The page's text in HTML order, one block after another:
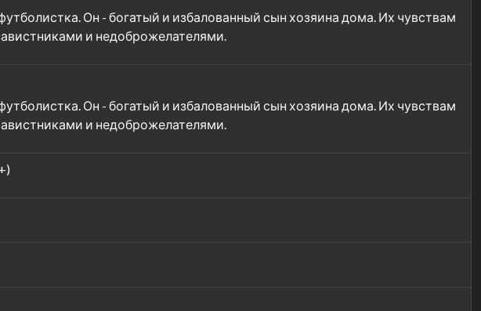
Он - богатый и избалованный сын хозяина дома. Их чувствам
и недоброжелателями.
Он - богатый и избалованный сын хозяина дома. Их чувствам
и недоброжелателями.